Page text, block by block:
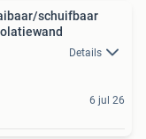
schuifbaar
Details
6 jul 26